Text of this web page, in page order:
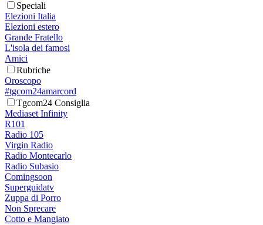
Speciali
Elezioni Italia
Elezioni estero
Grande Fratello
L'isola dei famosi
Amici
Rubriche
Oroscopo
#tgcom24amarcord
Tgcom24 Consiglia
Mediaset Infinity
R101
Radio 105
Virgin Radio
Radio Montecarlo
Radio Subasio
Comingsoon
Superguidatv
Zuppa di Porro
Non Sprecare
Cotto e Mangiato